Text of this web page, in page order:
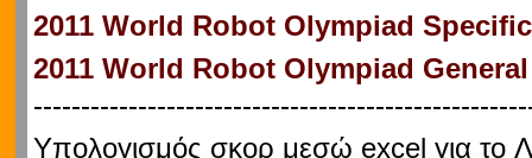
2011 World Robot Olympiad
2011 World Robot Olympiad
Υπολογισμός σκορ μεσώ excel για το